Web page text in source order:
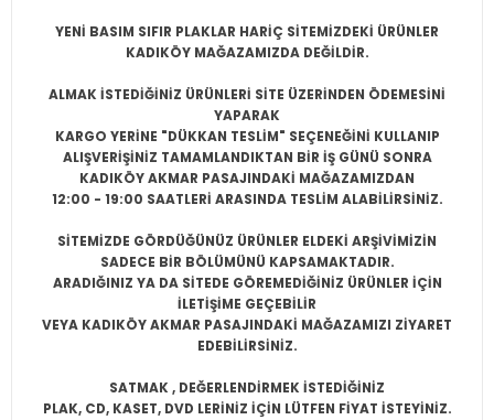
YENİ BASIM SIFIR PLAKLAR HARİÇ SİTEMİZDEKİ ÜRÜNLER
KADIKÖY MAĞAZAMIZDA DEĞİLDİR.
ALMAK İSTEDİĞİNİZ ÜRÜNLERİ SİTE ÜZERİNDEN ÖDEMESİNİ
YAPARAK
KARGO YERİNE "DÜKKAN TESLİM" SEÇENEĞİNİ KULLANIP
ALIŞVERİŞİNİZ TAMAMLANDIKTAN BİR İŞ GÜNÜ SONRA
KADIKÖY AKMAR PASAJINDAKİ MAĞAZAMIZDAN
12:00 - 19:00 SAATLERİ ARASINDA TESLİM ALABİLİRSİNİZ.
SİTEMİZDE GÖRDÜĞÜNÜZ ÜRÜNLER ELDEKİ ARŞİVİMİZİN
SADECE BİR BÖLÜMÜNÜ KAPSAMAKTADIR.
ARADIĞINIZ YA DA SİTEDE GÖREMEDİĞİNİZ ÜRÜNLER İÇİN
İLETİŞİME GEÇEBİLİR
VEYA KADIKÖY AKMAR PASAJINDAKİ MAĞAZAMIZI ZİYARET
EDEBİLİRSİNİZ.
SATMAK , DEĞERLENDİRMEK İSTEDİĞİNİZ
PLAK, CD, KASET, DVD LERİNİZ İÇİN LÜTFEN FİYAT İSTEYİNİZ.